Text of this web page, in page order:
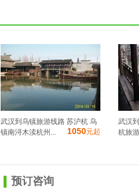
武汉到乌镇旅游线路 苏沪杭 乌
镇南浔木渎杭州...
1050元起
武汉
杭旅
预订咨询